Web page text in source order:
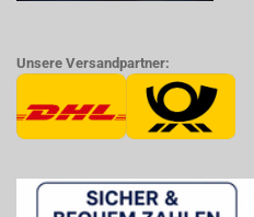
Unsere Versandpartner: